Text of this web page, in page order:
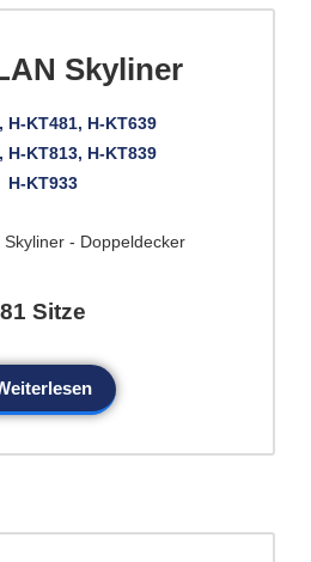
Skyliner
H-KT481, H-KT639
H-KT813, H-KT839
H-KT933
81 Sitze